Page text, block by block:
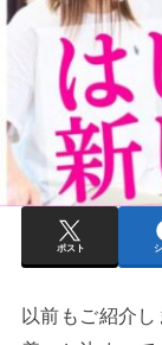
ポスト
以前もご紹介